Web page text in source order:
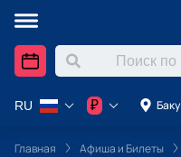
Баку
RU ₽
Главная Афиша и Билеты